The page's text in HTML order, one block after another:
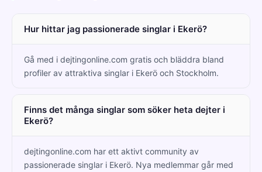
Hur hittar jag passionerade singlar i Ekerö?
Gå med i dejtingonline.com gratis och bläddra bland
profiler av attraktiva singlar i Ekerö och Stockholm.
Finns det många singlar som söker heta dejter i
Ekerö?
dejtingonline.com har ett aktivt community av
passionerade singlar i Ekerö. Nya medlemmar går med